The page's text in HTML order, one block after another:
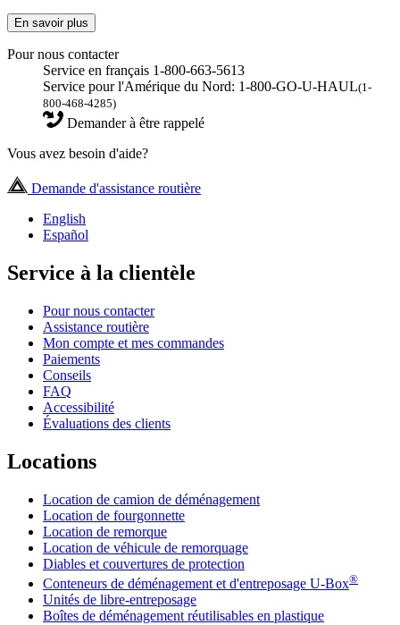
En savoir plus
Pour nous contacter
Service en français 1-800-663-5613
Service pour l'Amérique du Nord: 1-800-GO-U-HAUL(1-
800-468-4285)
Demander à être rappelé
Vous avez besoin d'aide?
Demande d'assistance routière
English
Español
Service à la clientèle
Pour nous contacter
Assistance routière
Mon compte et mes commandes
Paiements
Conseils
FAQ
Accessibilité
Évaluations des clients
Locations
Location de camion de déménagement
Location de fourgonnette
Location de remorque
Location de véhicule de remorquage
Diables et couvertures de protection
Conteneurs de déménagement et d'entreposage U-Box®
Unités de libre-entreposage
Boîtes de déménagement réutilisables en plastique